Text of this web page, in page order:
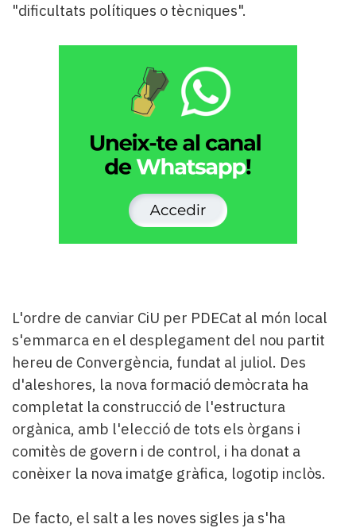
"dificultats polítiques o tècniques".
L'ordre de canviar CiU per PDECat al món local
s'emmarca en el desplegament del nou partit
hereu de Convergència, fundat al juliol. Des
d'aleshores, la nova formació demòcrata ha
completat la construcció de l'estructura
orgànica, amb l'elecció de tots els òrgans i
comitès de govern i de control, i ha donat a
conèixer la nova imatge gràfica, logotip inclòs.
De facto, el salt a les noves sigles ja s'ha